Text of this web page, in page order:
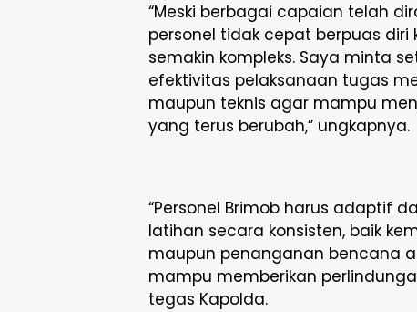
“Meski berbagai capaian telah
personel tidak cepat berpuas
semakin kompleks. Saya minta
efektivitas pelaksanaan tugas
maupun teknis agar mampu
yang terus berubah,” ungkapnya.
“Personel Brimob harus adaptif
latihan secara konsisten, baik
maupun penanganan bencana
mampu memberikan
tegas Kapolda.